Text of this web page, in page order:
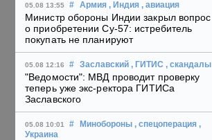
05.08 13:55 # Армия , Индия , авиация
Министр обороны Индии закрыл вопрос
о приобретении Су-57: истребитель
покупать не планируют
05.08 12:16 # Заславский , ГИТИС , скандалы
"Ведомости": МВД проводит проверку
теперь уже экс-ректора ГИТИСа
Заславского
05.08 10:01 # Минобороны , спецоперация ,
Украина